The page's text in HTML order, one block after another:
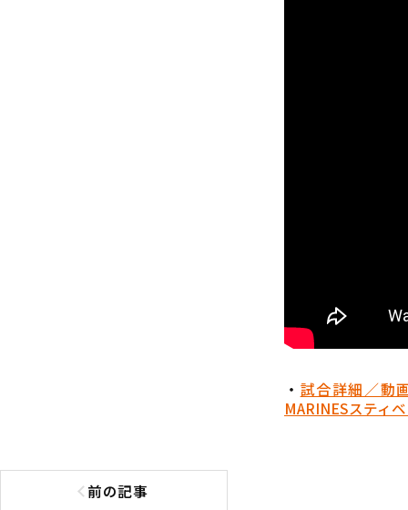
・ 試合詳細／動
MARINESスティ
前の記事
前の記事へ